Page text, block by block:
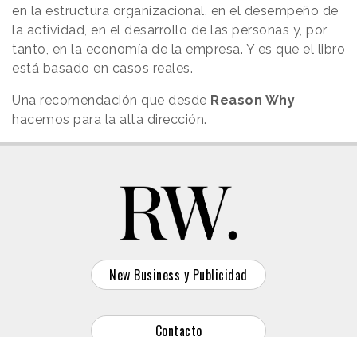
en la estructura organizacional, en el desempeño de
la actividad, en el desarrollo de las personas y, por
tanto, en la economía de la empresa. Y es que el libro
está basado en casos reales.
Una recomendación que desde Reason Why
hacemos para la alta dirección.
New Business y Publicidad
Contacto